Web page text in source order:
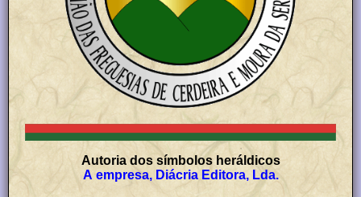
Autoria dos símbolos heráldicos
A empresa, Diácria Editora, Lda.